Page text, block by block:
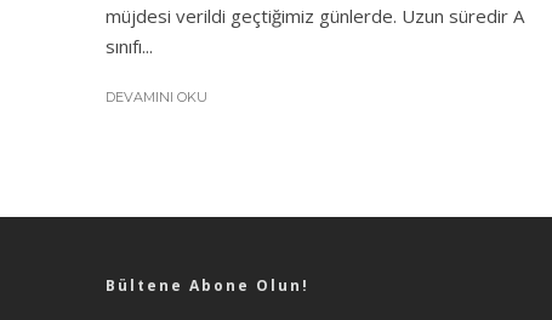
müjdesi verildi geçtiğimiz günlerde. Uzun süredir A
sınıfı...
DEVAMINI OKU
Bültene Abone Olun!